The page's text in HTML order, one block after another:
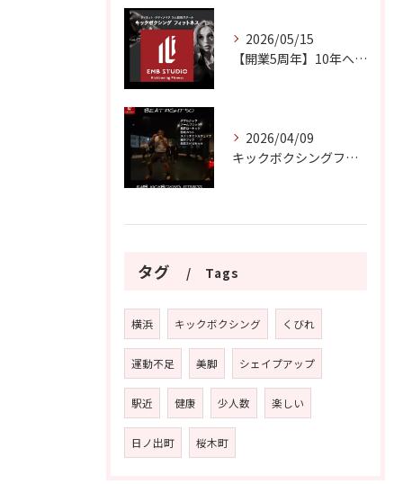
2026/05/15
【開業5周年】10年へのエントランス
2026/04/09
キックボクシングフィットネスEMB横浜日ノ出町
タグ Tags
横浜 キックボクシング くびれ
運動不足 美脚 シェイプアップ
駅近 健康 少人数 楽しい
日ノ出町 桜木町